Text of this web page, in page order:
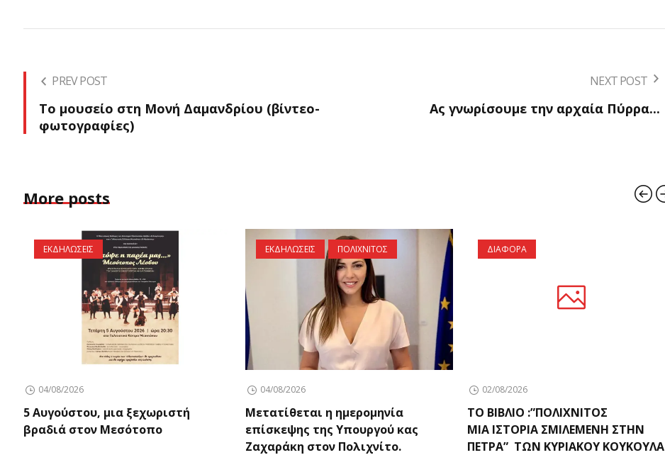
PREV POST
Το μουσείο στη Μονή Δαμανδρίου (βίντεο-
φωτογραφίες)
NEXT POST
Ας γνωρίσουμε την αρχαία Πύρρα...
More posts
ΕΚΔΗΛΩΣΕΙΣ
04/08/2026
5 Αυγούστου, μια ξεχωριστή
βραδιά στον Μεσότοπο
ΕΚΔΗΛΩΣΕΙΣ ΠΟΛΙΧΝΙΤΟΣ
04/08/2026
Μετατίθεται η ημερομηνία
επίσκεψης της Υπουργού κας
Ζαχαράκη στον Πολιχνίτο.
ΔΙΑΦΟΡΑ
02/08/2026
ΤΟ ΒΙΒΛΙΟ :”ΠΟΛΙΧΝΙΤΟΣ
ΜΙΑ ΙΣΤΟΡΙΑ ΣΜΙΛΕΜΕΝΗ ΣΤΗΝ
ΠΕΤΡΑ” ΤΩΝ ΚΥΡΙΑΚΟΥ ΚΟΥΚΟΥΛΑ